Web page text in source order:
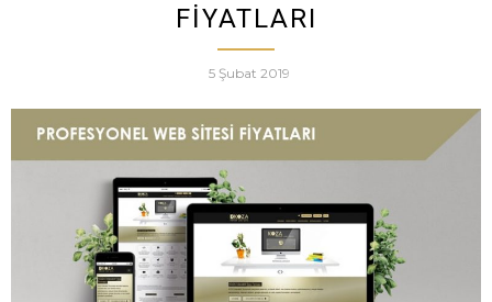
FIYATLARI
5 Şubat 2019